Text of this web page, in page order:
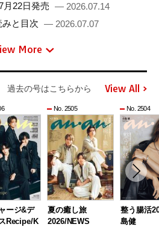
月22日発売 — 2026.07.14
みと目次 — 2026.07.07
More
過去の号はこちらから View All
ージ&デ
Recipe/K
No. 2505
夏の癒し旅
2026/NEWS
No. 2504
整う腸活
島健